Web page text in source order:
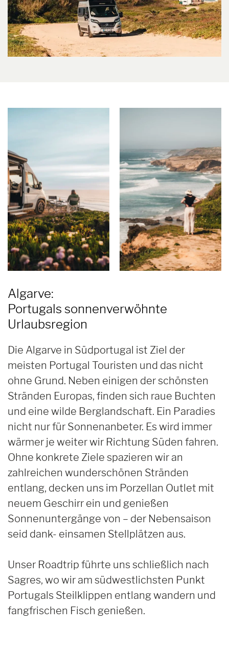
Algarve:
Portugals sonnenverwöhnte
Urlaubsregion
Die Algarve in Südportugal ist Ziel der
meisten Portugal Touristen und das nicht
ohne Grund. Neben einigen der schönsten
Stränden Europas, finden sich raue Buchten
und eine wilde Berglandschaft. Ein Paradies
nicht nur für Sonnenanbeter. Es wird immer
wärmer je weiter wir Richtung Süden fahren.
Ohne konkrete Ziele spazieren wir an
zahlreichen wunderschönen Stränden
entlang, decken uns im Porzellan Outlet mit
neuem Geschirr ein und genießen
Sonnenuntergänge von – der Nebensaison
seid dank- einsamen Stellplätzen aus.
Unser Roadtrip führte uns schließlich nach
Sagres, wo wir am südwestlichsten Punkt
Portugals Steilklippen entlang wandern und
fangfrischen Fisch genießen.